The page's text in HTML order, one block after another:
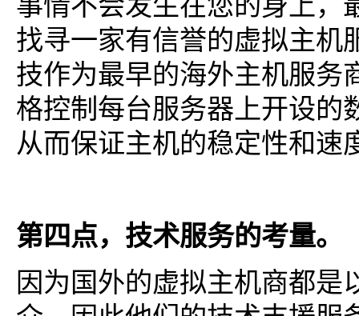
事情不会发生在您的身上，
找寻一家有信誉的虚拟主机
技作为最早的海外主机服务
格控制每台服务器上开设的
从而保证主机的稳定性和速
第四点，技术服务的考量。
因为国外的虚拟主机商都是